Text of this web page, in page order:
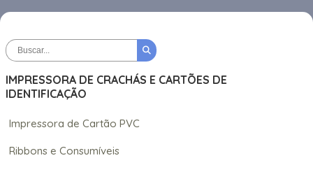
IMPRESSORA DE CRACHÁS E CARTÕES DE
IDENTIFICAÇÃO
Impressora de Cartão PVC
Ribbons e Consumíveis